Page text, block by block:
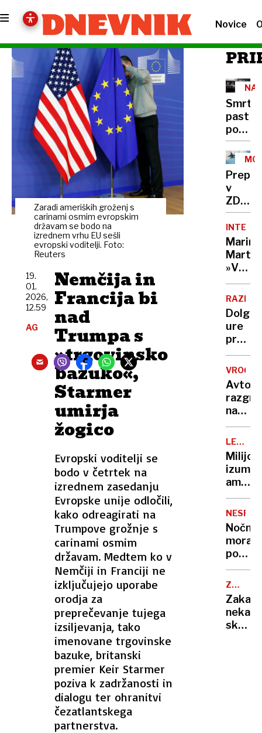
Novice
Zaradi ameriških groženj s
carinami osmim evropskim
državam se bodo na
izrednem vrhu EU sešli
evropski voditelji. Foto:
Reuters
Nemčija in
Francija bi
nad
Trumpa s
»trgovinsko
bazuko«,
Starmer
umirja
žogico
Evropski voditelji se
bodo v četrtek na
izrednem zasedanju
Evropske unije odločili,
kako odreagirati na
Trumpove grožnje s
carinami osmim
državam. Medtem ko v
Nemčiji in Franciji ne
izključujejo uporabe
orodja za
preprečevanje tujega
izsiljevanja, tako
imenovane trgovinske
bazuke, britanski
premier Keir Starmer
poziva k zadržanosti in
dialogu ter ohranitvi
čezatlantskega
partnerstva.
19.
01.
2026,
12.59
AG
NA
past
pod
400
mrtvih
na
leto,
rešitev
a je
v
Evropi
še ni
v
ZDA:
Putin
bi
lahko
Nato,
tarče
Marina
»V
eni
roki
nosiš
žalost,
v
drugi
Dolge
ure
pred
To je
ena
navad
za
vaše
Avto,
na
soncu?
S
tem
15-
trikom
ga
boste
ohladili
hitreje
kot
klimo
KUHARJI
ko je
zavpil
so
prijeli
za
Nočna
mora
noči:
zakaj
v
vročini
NASVET
Zakaj
skoraj